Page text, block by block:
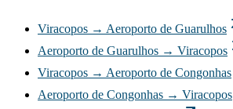
Viracopos → Aeroporto de Guarulhos
Aeroporto de Guarulhos → Viracopos
Viracopos → Aeroporto de Congonhas
Aeroporto de Congonhas → Viracopos